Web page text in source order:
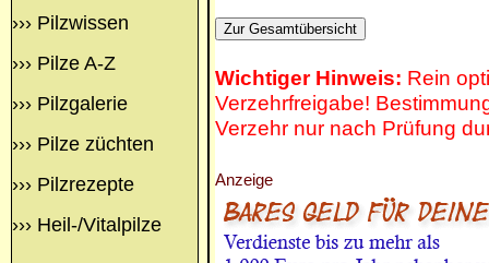
››› Pilzwissen
››› Pilze A-Z
››› Pilzgalerie
››› Pilze züchten
››› Pilzrezepte
››› Heil-/Vitalpilze
Wichtiger Hinweis: Rein
Verzehrfreigabe!
Verzehr nur nach Prüfung
Anzeige